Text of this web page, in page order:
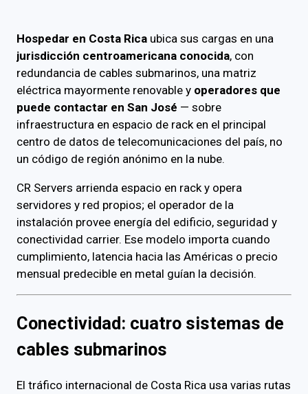
Hospedar en Costa Rica ubica sus cargas en una
jurisdicción centroamericana conocida, con
redundancia de cables submarinos, una matriz
eléctrica mayormente renovable y operadores que
puede contactar en San José — sobre
infraestructura en espacio de rack en el principal
centro de datos de telecomunicaciones del país, no
un código de región anónimo en la nube.
CR Servers arrienda espacio en rack y opera
servidores y red propios; el operador de la
instalación provee energía del edificio, seguridad y
conectividad carrier. Ese modelo importa cuando
cumplimiento, latencia hacia las Américas o precio
mensual predecible en metal guían la decisión.
Conectividad: cuatro sistemas de
cables submarinos
El tráfico internacional de Costa Rica usa varias rutas